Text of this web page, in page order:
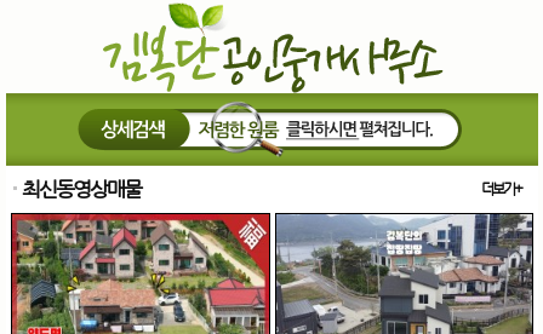
최신동영상매물 더보기+